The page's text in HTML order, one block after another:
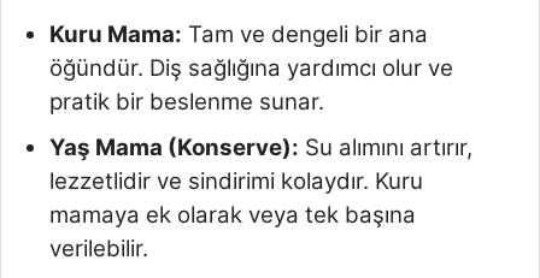
Kuru Mama: Tam ve dengeli bir ana
öğündür. Diş sağlığına yardımcı olur ve
pratik bir beslenme sunar.
Yaş Mama (Konserve): Su alımını artırır,
lezzetlidir ve sindirimi kolaydır. Kuru
mamaya ek olarak veya tek başına
verilebilir.